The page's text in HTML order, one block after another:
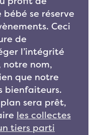
bébé se réserve
Ceci
de
l’intégrité
nom,
que notre
bienfaiteurs.
sera prêt,
les collectes
tiers parti